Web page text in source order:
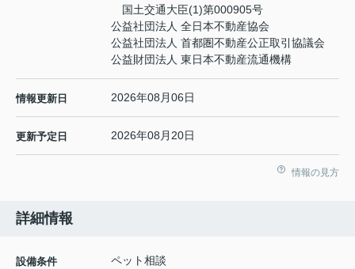
国土交通大臣(1)第000905号
公益社団法人 全日本不動産協会
公益社団法人 首都圏不動産公正取引協議会
公益財団法人 東日本不動産流通機構
情報更新日 2026年08月06日
更新予定日 2026年08月20日
情報の見方
詳細情報
設備条件
ペット相談